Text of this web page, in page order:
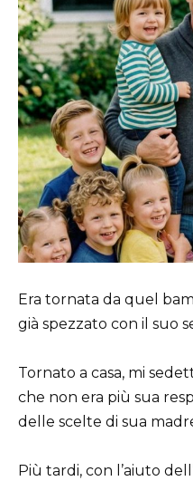
Era tornata da quel
già spezzato con il suo
Tornato a casa, mi
che non era più sua
delle scelte di sua
Più tardi, con l’aiuto